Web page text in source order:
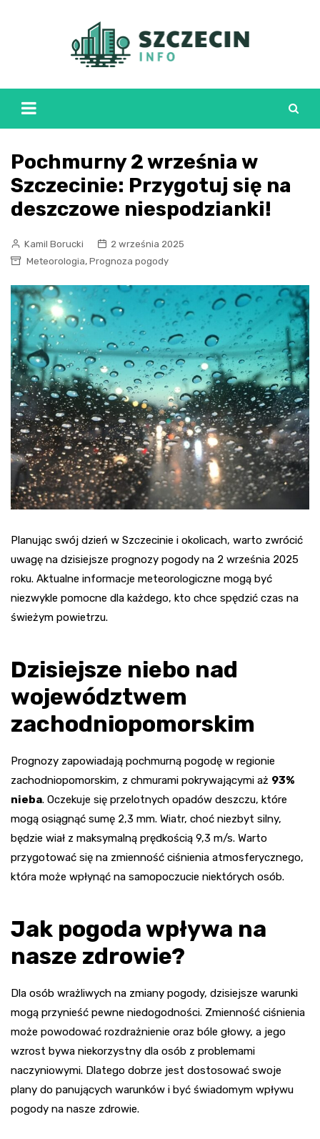
Pochmurny 2 września w
Szczecinie: Przygotuj się na
deszczowe niespodzianki!
Kamil Borucki
2 września 2025
Meteorologia, Prognoza pogody
Planując swój dzień w Szczecinie i okolicach, warto zwrócić
uwagę na dzisiejsze prognozy pogody na 2 września 2025
roku. Aktualne informacje meteorologiczne mogą być
niezwykle pomocne dla każdego, kto chce spędzić czas na
świeżym powietrzu.
Dzisiejsze niebo nad
województwem
zachodniopomorskim
Prognozy zapowiadają pochmurną pogodę w regionie
zachodniopomorskim, z chmurami pokrywającymi aż 93%
nieba. Oczekuje się przelotnych opadów deszczu, które
mogą osiągnąć sumę 2,3 mm. Wiatr, choć niezbyt silny,
będzie wiał z maksymalną prędkością 9,3 m/s. Warto
przygotować się na zmienność ciśnienia atmosferycznego,
która może wpłynąć na samopoczucie niektórych osób.
Jak pogoda wpływa na
nasze zdrowie?
Dla osób wrażliwych na zmiany pogody, dzisiejsze warunki
mogą przynieść pewne niedogodności. Zmienność ciśnienia
może powodować rozdrażnienie oraz bóle głowy, a jego
wzrost bywa niekorzystny dla osób z problemami
naczyniowymi. Dlatego dobrze jest dostosować swoje
plany do panujących warunków i być świadomym wpływu
pogody na nasze zdrowie.